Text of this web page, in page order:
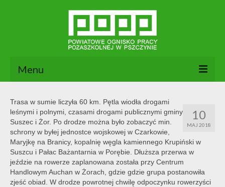
Menu
O nas
Dokumenty POPP
Zajęcia
Kontakt
10
MAJ 2018
Trasa w sumie liczyła 60 km. Pętla wiodła drogami
leśnymi i polnymi, czasami drogami publicznymi gminy
Suszec i Żor. Po drodze można było zobaczyć min.
schrony w byłej jednostce wojskowej w Czarkowie,
Maryjkę na Branicy, kopalnię węgla kamiennego Krupiński w
Suszcu i Pałac Bażantarnia w Porębie. Dłuższa przerwa w
jeździe na rowerze zaplanowana została przy Centrum
Handlowym Auchan w Żorach, gdzie gdzie grupa postanowiła
zjeść obiad. W drodze powrotnej chwilę odpoczynku rowerzyści